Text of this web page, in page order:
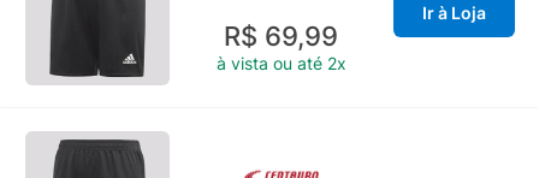
R$ 69,99
à vista ou até 2x
Ir à Loja